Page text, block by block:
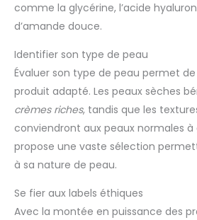
comme la glycérine, l’acide
d’amande douce.
Identifier son type de peau
Évaluer son type de peau permet
produit adapté. Les peaux sèches
crèmes riches, tandis que les
conviendront aux peaux normales à
propose une vaste sélection
à sa nature de peau.
Se fier aux labels éthiques
Avec la montée en puissance des